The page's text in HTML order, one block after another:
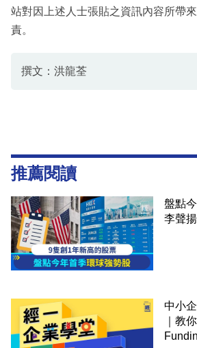
站對因上述人士張貼之資訊內容所帶
責。
撰文：洪龍荃
推薦閱讀
盤點
李聲
中小
｜教